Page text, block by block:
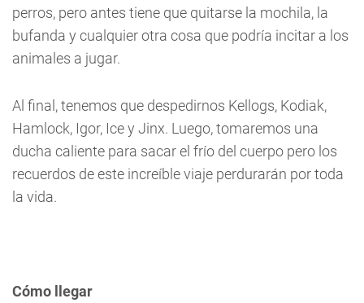
perros, pero antes tiene que quitarse la mochila, la
bufanda y cualquier otra cosa que podría incitar a los
animales a jugar.
Al final, tenemos que despedirnos Kellogs, Kodiak,
Hamlock, Igor, Ice y Jinx. Luego, tomaremos una
ducha caliente para sacar el frío del cuerpo pero los
recuerdos de este increíble viaje perdurarán por toda
la vida.
Cómo llegar